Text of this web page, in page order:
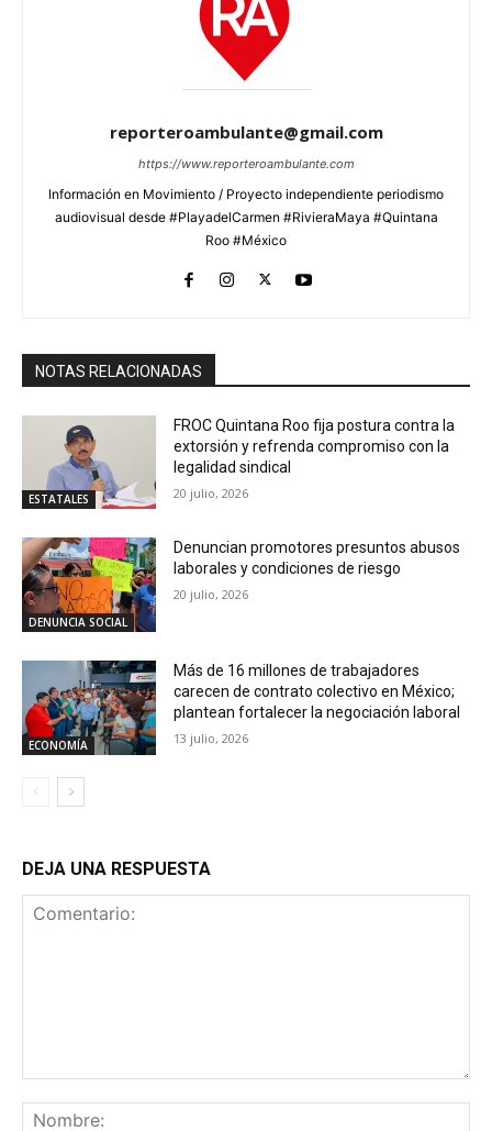
reporteroambulante@gmail.com
https://www.reporteroambulante.com
Información en Movimiento / Proyecto independiente periodismo
audiovisual desde #PlayadelCarmen #RivieraMaya #Quintana
Roo #México
NOTAS RELACIONADAS
ESTATALES
FROC Quintana Roo fija postura contra la
extorsión y refrenda compromiso con la
legalidad sindical
20 julio, 2026
DENUNCIA SOCIAL
Denuncian promotores presuntos abusos
laborales y condiciones de riesgo
20 julio, 2026
ECONOMÍA
Más de 16 millones de trabajadores
carecen de contrato colectivo en México;
plantean fortalecer la negociación laboral
13 julio, 2026
DEJA UNA RESPUESTA